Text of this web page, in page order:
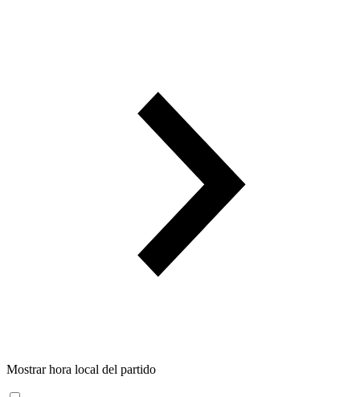
Mostrar hora local del partido